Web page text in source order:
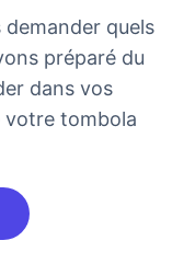
quels
préparé du
dans vos
votre tombola